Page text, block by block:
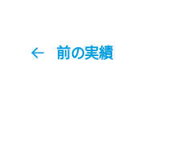
前の実績